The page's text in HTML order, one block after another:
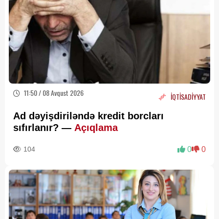
11:50 / 08 Avqust 2026 İQTİSADİYYAT
Ad dəyişdiriləndə kredit borcları
sıfırlanır? — Açıqlama
104 0 0